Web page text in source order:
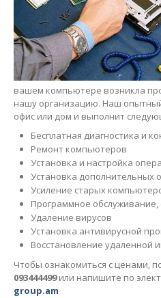
вашем компьютере возникла
нашу организацию. Наш
офис или дом и выполнит
Бесплатная диагностика и
Ремонт компьютеров
Установка и настройка
Установка дополнительных
Усиление старых
Программное
Удаление вирусов
Установка антивирусной
Восстановление удаленной
Чтобы ознакомиться с ценами,
093444499или напишите по
group.am